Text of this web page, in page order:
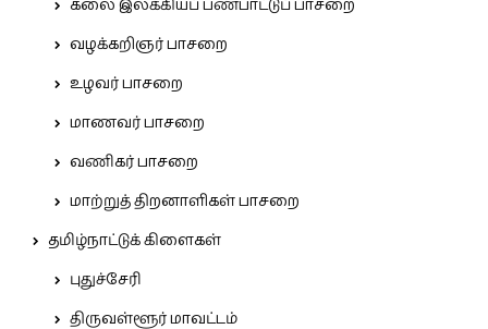
கலை இலக்கியப் பண்பாட்டுப் பாசறை
வழக்கறிஞர் பாசறை
உழவர் பாசறை
மாணவர் பாசறை
வணிகர் பாசறை
மாற்றுத் திறனாளிகள் பாசறை
தமிழ்நாட்டுக் கிளைகள்
புதுச்சேரி
திருவள்ளூர் மாவட்டம்